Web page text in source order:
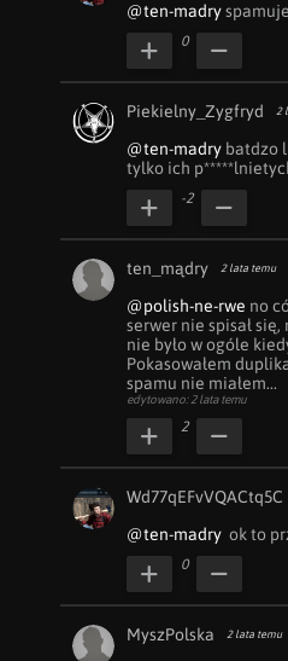
@ten-madry
0
Piekielny_Zygfryd 2
@ten-madry batdzo
tylko ich
-2
ten_mądry 2 lata temu
@polish-ne-rwe no
serwer nie spisał się,
nie było w ogóle
Pokasowałem
spamu nie miałem...
edytowano: 2 lata temu
2
Wd77qEFvVQACtq5C
@ten-madry
ok to
0
MyszPolska 2 lata temu